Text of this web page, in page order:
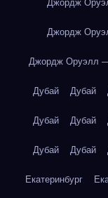
Джордж
Джордж
Джордж Оруэлл
Дубай Дубай
Дубай Дубай
Дубай Дубай
Екатеринбург